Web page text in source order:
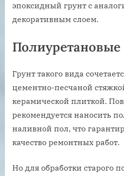
эпоксидный грунт с
декоративным слоем.
Грунт такого вида
цементно-песчаной
керамической плиткой.
рекомендуется наносить
наливной пол, что
качество ремонтных работ.
Но для обработки старого